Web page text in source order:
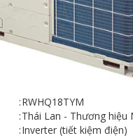
:RWHQ18TYM
:Thái Lan - Thương hiệu
:Inverter (tiết kiệm điện)